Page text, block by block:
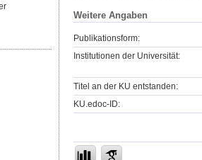
Weitere Angaben
Publikationsform:
Institutionen der Universität:
Titel an der KU entstanden:
KU.edoc-ID: